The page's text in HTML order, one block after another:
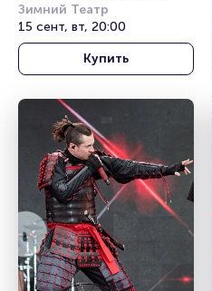
«Рондо»
Зимний Театр
15 сент, вт, 20:00
Купить